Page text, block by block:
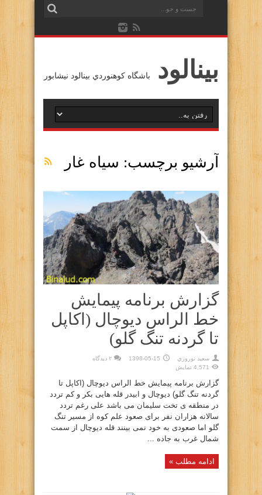
بينالود باشگاه كوهنوردي بينالود نيشابور
آرشیو برچسب: سياه غار
گزارش برنامه پیمایش
خط الراس دیوچال (اکاپل
تا گردنه تنگ گلو)
سعيد نوروزي 1398-05-15
۲ دیدگاه
4,571 نمایش
گزارش برنامه پیمایش خط الراس دیوچال (اکاپل تا
گردنه تنگ گلو) دیوچال و ابیدر قله هایی بکر و کم تردد
در منطقه ی تخت سلیمان می باشد علی رغم تردد
سالانه هزاران نفر برای صعود علم کوه از مسیر تنگ
گلو اما صعودی به خود نمی بینند قله دیوچال از سمت
شمال غرب به جاده ...
ادامه مطلب »